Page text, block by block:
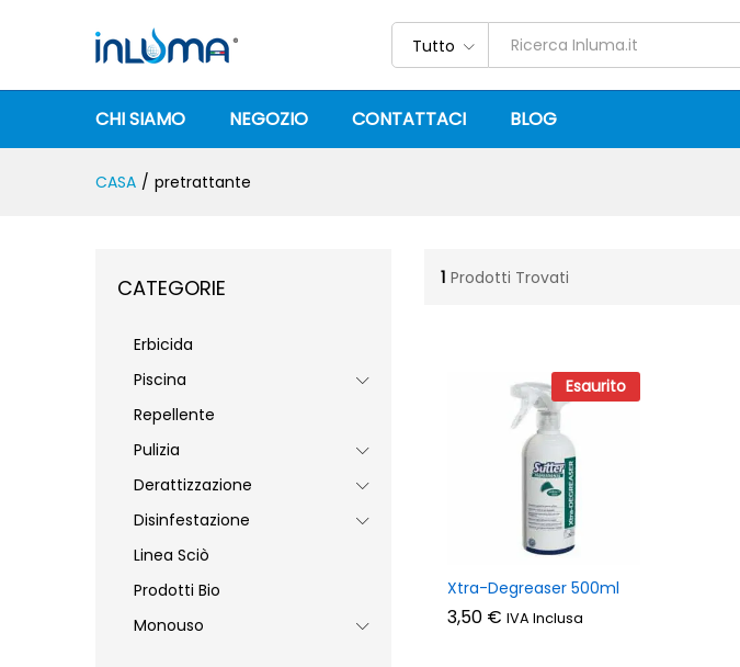
Tutto
CHI SIAMO NEGOZIO CONTATTACI BLOG
CASA / pretrattante
1 Prodotti Trovati
Esaurito
Xtra-Degreaser 500ml
3,50 € IVA Inclusa
3,50 €
CATEGORIE
Erbicida
Piscina
Repellente
Pulizia
Derattizzazione
Disinfestazione
Linea Sciò
Prodotti Bio
Monouso